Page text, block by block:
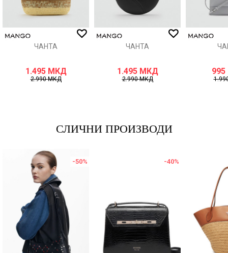
ЧАНТА
1.495 МКД
2.990МКД
ЧАНТА
1.495 МКД
2.990МКД
995
СЛИЧНИ ПРОИЗВОДИ
-50% -40%